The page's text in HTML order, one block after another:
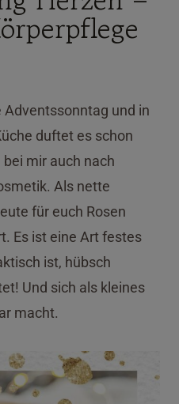
und in
duftet es schon
mir auch nach
Als nette
für euch Rosen
Es ist eine Art festes
ist, hübsch
Und sich als kleines
macht.